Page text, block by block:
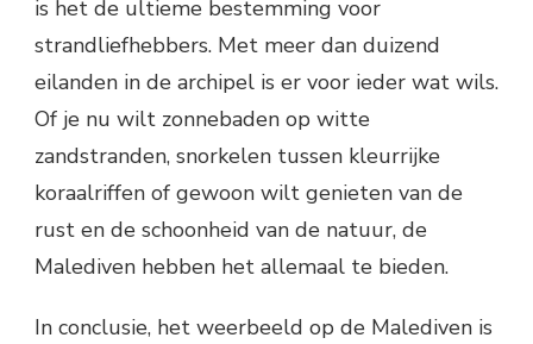
is het de ultieme bestemming voor
strandliefhebbers. Met meer dan duizend
eilanden in de archipel is er voor ieder wat wils.
Of je nu wilt zonnebaden op witte
zandstranden, snorkelen tussen kleurrijke
koraalriffen of gewoon wilt genieten van de
rust en de schoonheid van de natuur, de
Malediven hebben het allemaal te bieden.
In conclusie, het weerbeeld op de Malediven is